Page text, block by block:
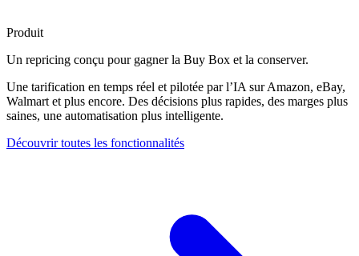
Produit
Un repricing conçu pour gagner la Buy Box et la conserver.
Une tarification en temps réel et pilotée par l’IA sur Amazon, eBay,
Walmart et plus encore. Des décisions plus rapides, des marges plus
saines, une automatisation plus intelligente.
Découvrir toutes les fonctionnalités